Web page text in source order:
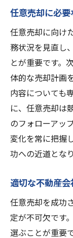
任意売却に必
任意売却に向け
務状況を見直し
とが重要です。
体的な売却計画
内容についても
に、任意売却は
のフォローアッ
変化を常に把握
功への近道とな
適切な不動産
任意売却を成功
定が不可欠です
選ぶことが重要